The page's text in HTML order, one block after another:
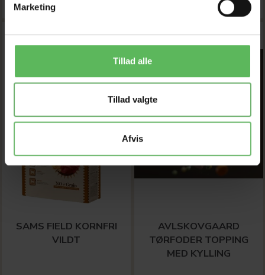
Marketing
Tillad alle
Tillad valgte
Afvis
-12%
SAMS FIELD KORNFRI
VILDT
-12%
AVLSKOVGAARD
TØRFODER TOPPING
MED KYLLING